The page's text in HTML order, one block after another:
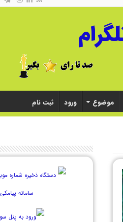
موضوع ورود ثبت نام